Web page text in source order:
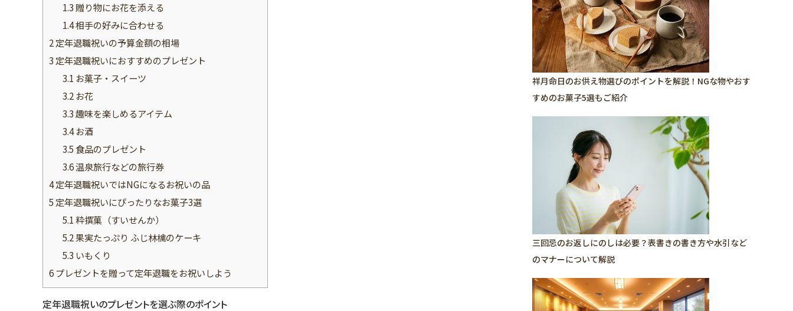
1.3 贈り物にお花を添える
1.4相手の好みに合わせる
2定年退職祝いの予算金額の相場
3 定年退職祝いにおすすめのプレゼント
3.1 お菓子・スイーツ
3.2お花
3.3趣味を楽しめるアイテム
3.4お酒
3.5 食品のプレゼント
3.6温泉旅行などの旅行券
4定年退職祝いではNGになるお祝いの品
5 定年退職祝いにぴったりなお菓子3選
5.1粋撰菓（すいせんか）
5.2果実たっぷり ふじ林檎のケーキ
5.3 いもくり
6プレゼントを贈って定年退職をお祝いしよう
定年退職祝いのプレゼントを選ぶ際のポイント
祥月命日のお供え物選びのポイントを解説！NGな物やおす
すめのお菓子5選もご紹介
三回忌のお返しにのしは必要？表書きの書き方や水引など
のマナーについて解説